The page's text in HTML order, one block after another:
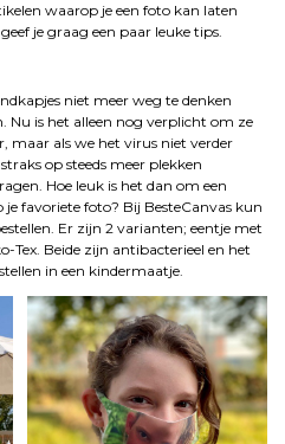
waarop je een foto kan laten
je graag een paar leuke tips.
niet meer weg te denken
Nu is het alleen nog verplicht om ze
maar als we het virus niet verder
op steeds meer plekken
Hoe leuk is het dan om een
favoriete foto? Bij BesteCanvas kun
Er zijn 2 varianten; eentje met
Tex. Beide zijn antibacterieel en het
in een kindermaatje.